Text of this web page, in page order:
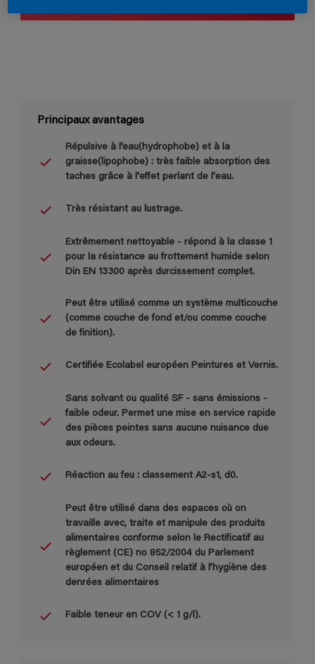
Principaux avantages
Répulsive à l’eau(hydrophobe) et à la
graisse(lipophobe) : très faible absorption des
taches grâce à l'effet perlant de l'eau.
Très résistant au lustrage.
Extrêmement nettoyable - répond à la classe 1
pour la résistance au frottement humide selon
Din EN 13300 après durcissement complet.
Peut être utilisé comme un système multicouche
(comme couche de fond et/ou comme couche
de finition).
Certifiée Ecolabel européen Peintures et Vernis.
Sans solvant ou qualité SF - sans émissions -
faible odeur. Permet une mise en service rapide
des pièces peintes sans aucune nuisance due
aux odeurs.
Réaction au feu : classement A2-s1, d0.
Peut être utilisé dans des espaces où on
travaille avec, traite et manipule des produits
alimentaires conforme selon le Rectificatif au
règlement (CE) no 852/2004 du Parlement
européen et du Conseil relatif à l’hygiène des
denrées alimentaires
Faible teneur en COV (< 1 g/l).